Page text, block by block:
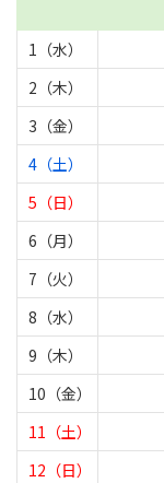
1（水）
2（木）
3（金）
4（土）
5（日）
6（月）
7（火）
8（水）
9（木）
10（金）
11（土）
12（日）